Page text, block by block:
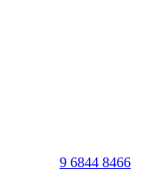
9 6844 8466